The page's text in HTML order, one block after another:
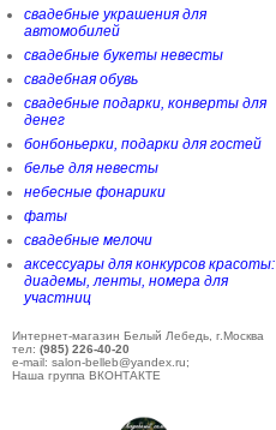
свадебные украшения для
автомобилей
свадебные букеты невесты
свадебная обувь
свадебные подарки, конверты для
денег
бонбоньерки, подарки для гостей
белье для невесты
небесные фонарики
фаты
свадебные мелочи
аксессуары для конкурсов красоты:
диадемы, ленты, номера для
участниц
Интернет-магазин Белый Лебедь, г.Москва
тел: (985) 226-40-20
e-mail: salon-belleb@yandex.ru;
Наша группа ВКОНТАКТЕ